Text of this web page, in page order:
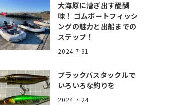
大海原に漕ぎ出す醍醐
味！ ゴムボートフィッシ
ングの魅力と出船までの
ステップ！
2024.7.31
ブラックバスタックルで
いろいろな釣りを
2024.7.24